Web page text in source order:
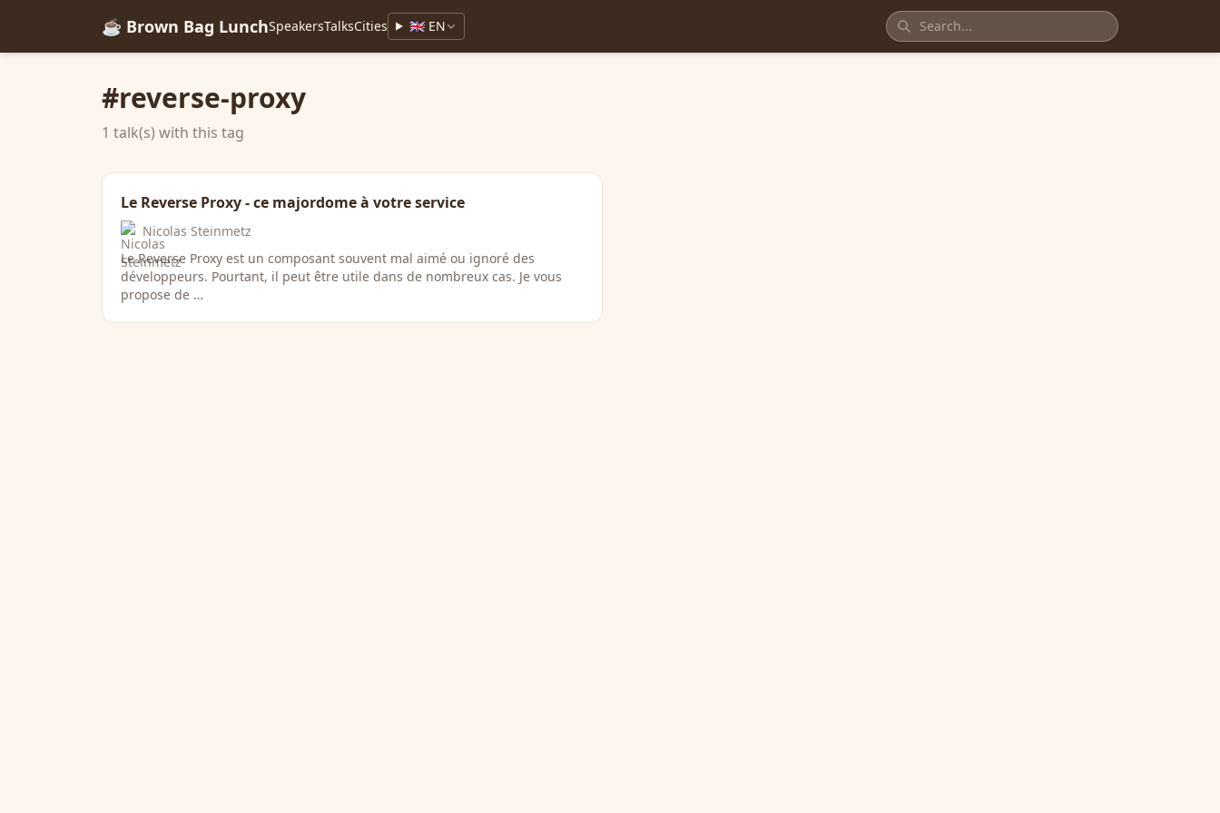
☕ Brown Bag LunchSpeakersTalksCities 🇬🇧 EN
#reverse-proxy
1 talk(s) with this tag
Le Reverse Proxy - ce majordome à votre service
Nicolas Steinmetz
Le Reverse Proxy est un composant souvent mal aimé ou ignoré des
développeurs. Pourtant, il peut être utile dans de nombreux cas. Je vous
propose de …